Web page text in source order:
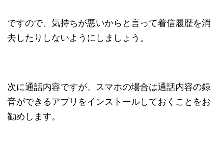
ですので、気持ちが悪いからと言って着信履歴を消
去したりしないようにしましょう。
次に通話内容ですが、スマホの場合は通話内容の録
音ができるアプリをインストールしておくことをお
勧めします。